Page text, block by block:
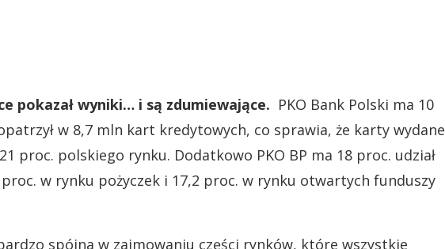
pokazał wyniki… i są zdumiewające. PKO Bank Polski ma 10
w 8,7 mln kart kredytowych, co sprawia, że karty wydane
proc. polskiego rynku. Dodatkowo PKO BP ma 18 proc. udział
w rynku pożyczek i 17,2 proc. w rynku otwartych funduszy
spójna w zajmowaniu części rynków, które wszystkie